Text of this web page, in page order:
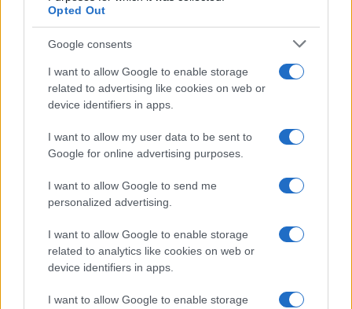
Opted Out
Google consents
I want to allow Google to enable storage
related to advertising like cookies on web or
device identifiers in apps.
I want to allow my user data to be sent to
Google for online advertising purposes.
I want to allow Google to send me
personalized advertising.
I want to allow Google to enable storage
related to analytics like cookies on web or
device identifiers in apps.
I want to allow Google to enable storage
LIFESTYLE